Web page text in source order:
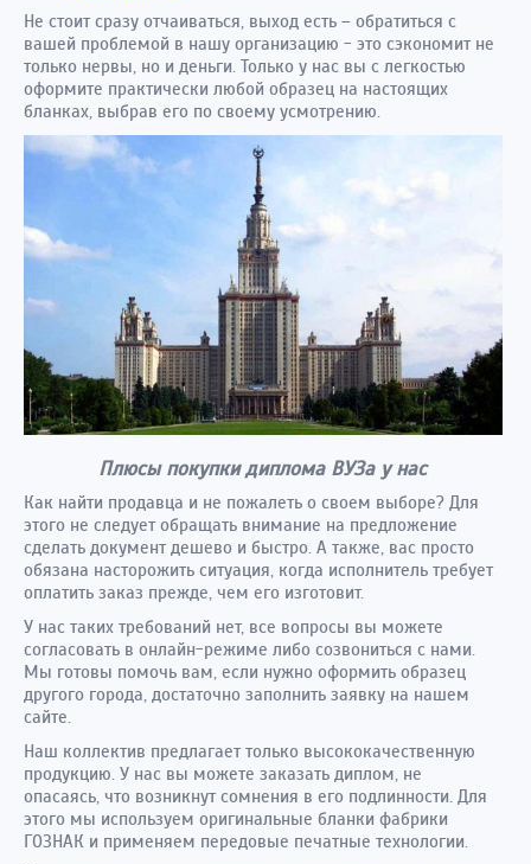
Не стоит сразу отчаиваться, выход есть – обратиться с
вашей проблемой в нашу организацию - это сэкономит не
только нервы, но и деньги. Только у нас вы с легкостью
оформите практически любой образец на настоящих
бланках, выбрав его по своему усмотрению.
Плюсы покупки диплома ВУЗа у нас
Как найти продавца и не пожалеть о своем выборе? Для
этого не следует обращать внимание на предложение
сделать документ дешево и быстро. А также, вас просто
обязана насторожить ситуация, когда исполнитель требует
оплатить заказ прежде, чем его изготовит.
У нас таких требований нет, все вопросы вы можете
согласовать в онлайн-режиме либо созвониться с нами.
Мы готовы помочь вам, если нужно оформить образец
другого города, достаточно заполнить заявку на нашем
сайте.
Наш коллектив предлагает только высококачественную
продукцию. У нас вы можете заказать диплом, не
опасаясь, что возникнут сомнения в его подлинности. Для
этого мы используем оригинальные бланки фабрики
ГОЗНАК и применяем передовые печатные технологии.